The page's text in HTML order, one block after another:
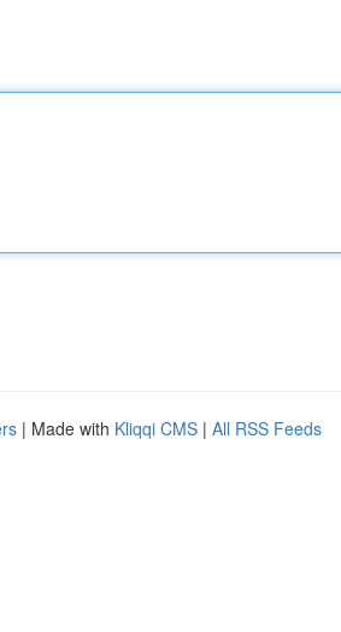
| Made with Kliqqi CMS | All RSS Feeds